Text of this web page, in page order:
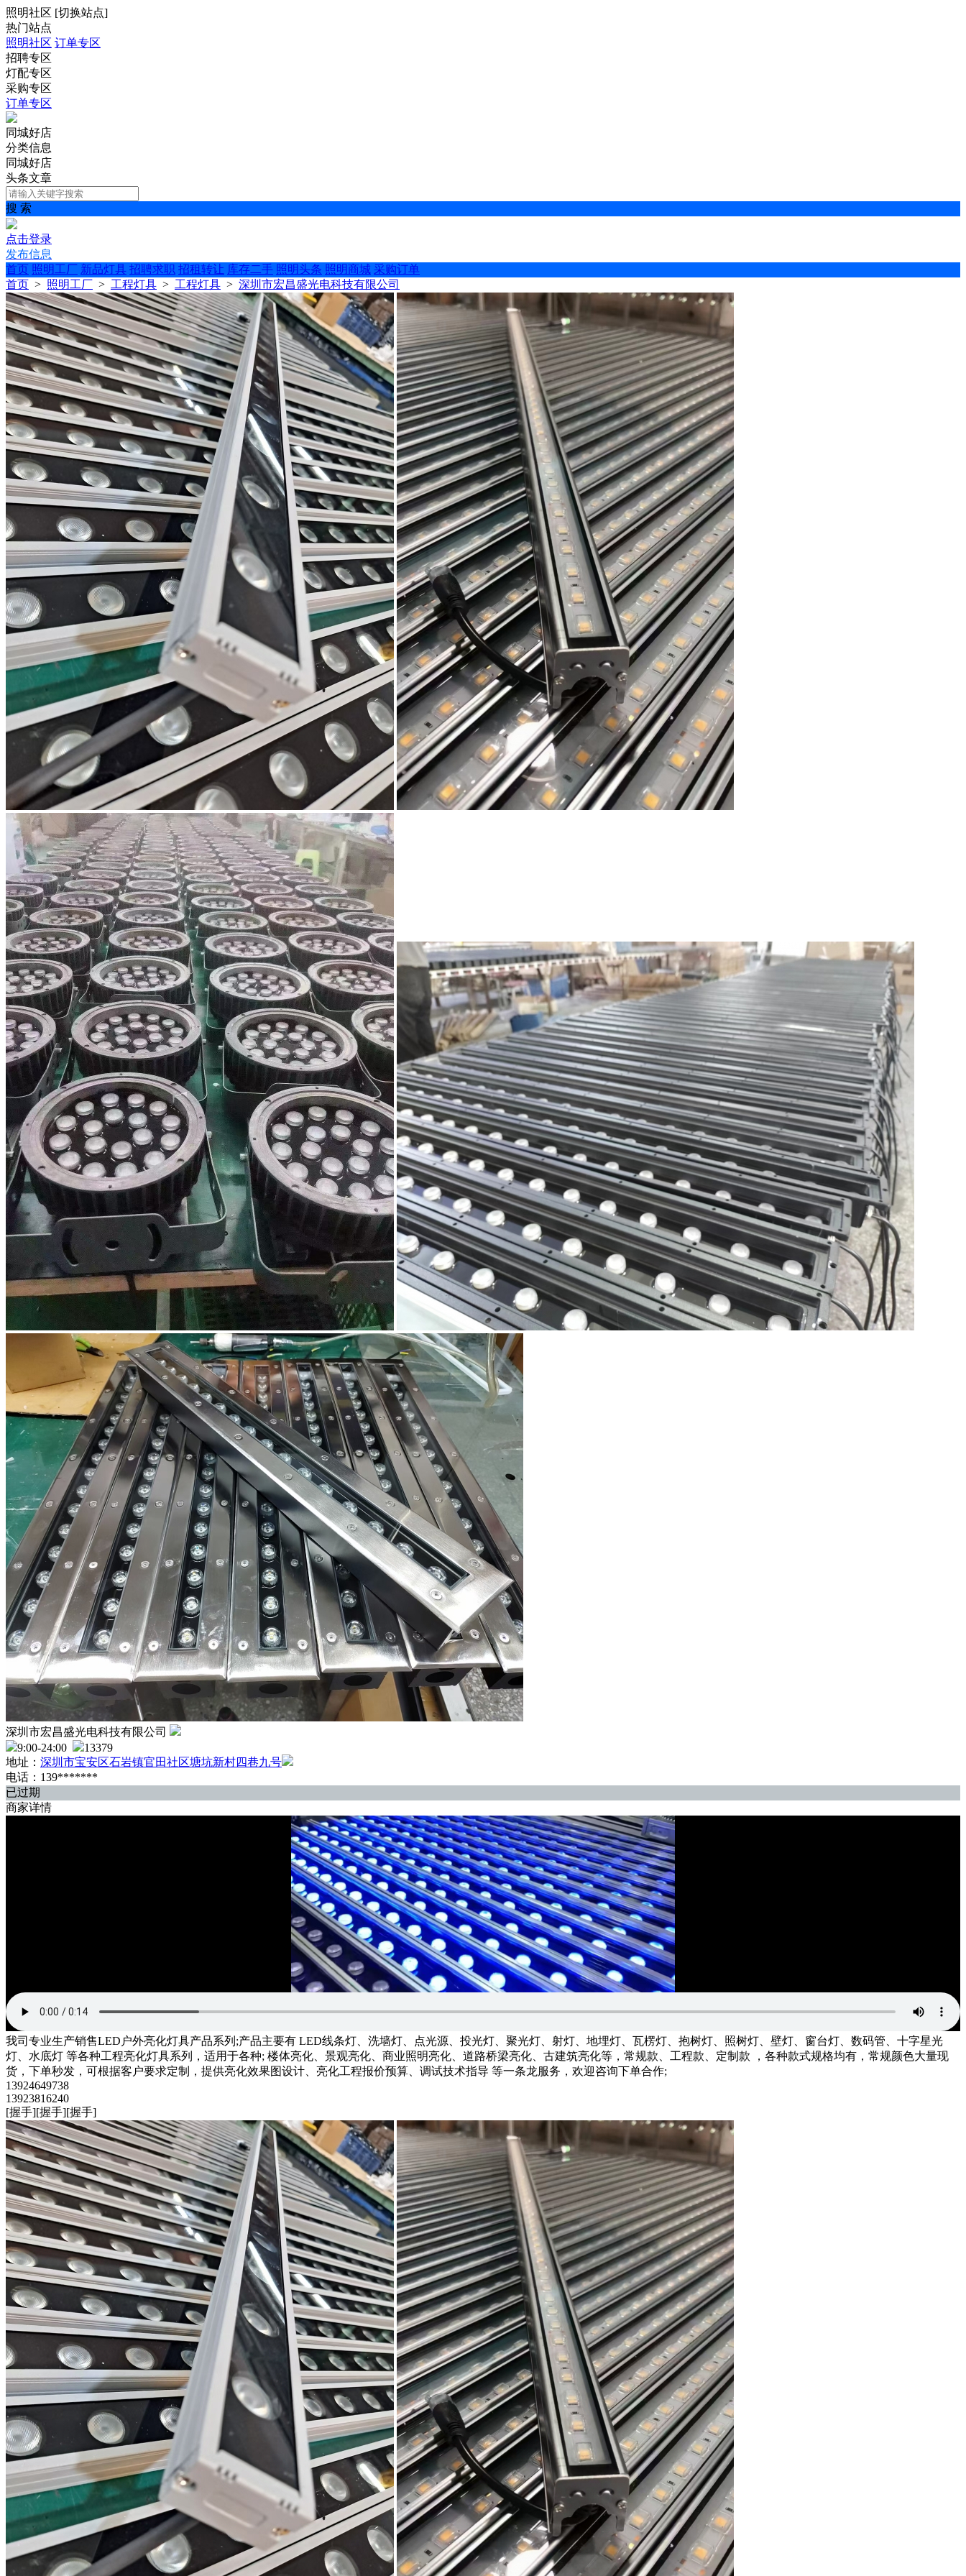
照明社区 [切换站点]
热门站点
照明社区 订单专区
招聘专区
灯配专区
采购专区
订单专区
同城好店
分类信息
同城好店
头条文章
搜 索
点击登录
发布信息
首页 照明工厂 新品灯具 招聘求职 招租转让 库存二手 照明头条 照明商城 采购订单
首页 > 照明工厂 > 工程灯具 > 工程灯具 > 深圳市宏昌盛光电科技有限公司
深圳市宏昌盛光电科技有限公司
9:00-24:00
13379
地址： 深圳市宝安区石岩镇官田社区塘坑新村四巷九号
电话：139*******
已过期
商家详情
我司​专业生产销售LED户外亮化灯具产品系列;产品主要有 LED线条灯、洗墙灯、点光源、投光灯、聚光灯、射灯、地埋灯、瓦楞灯、抱树灯、照树灯、壁灯、窗台灯、数码管、十字星光
灯、水底灯 等各种工程亮化灯具系列，适用于各种; 楼体亮化、景观亮化、商业照明亮化、道路桥梁亮化、古建筑亮化等，常规款、工程款、定制款 ，各种款式规格均有，常规颜色大量现
货，下单秒发，可根据客户要求定制，提供亮化效果图设计、亮化工程报价预算、调试技术指导 等一条龙服务，欢迎咨询下单合作;
13924649738
​13923816240
​[握手][握手][握手]